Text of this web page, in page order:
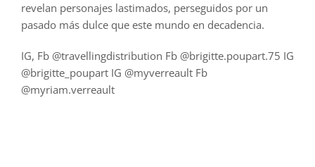
revelan personajes lastimados, perseguidos por un
pasado más dulce que este mundo en decadencia.
IG, Fb @travellingdistribution Fb @brigitte.poupart.75 IG
@brigitte_poupart IG @myverreault Fb
@myriam.verreault